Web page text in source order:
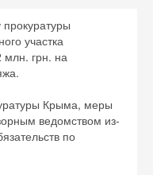
участка
млн. грн. на
Крыма, меры
ведомством из-
по